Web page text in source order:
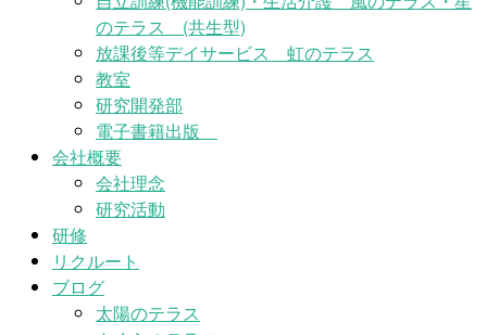
のテラス (共生型)
放課後等デイサービス 虹のテラス
教室
研究開発部
電子書籍出版
会社概要
会社理念
研究活動
研修
リクルート
ブログ
太陽のテラス